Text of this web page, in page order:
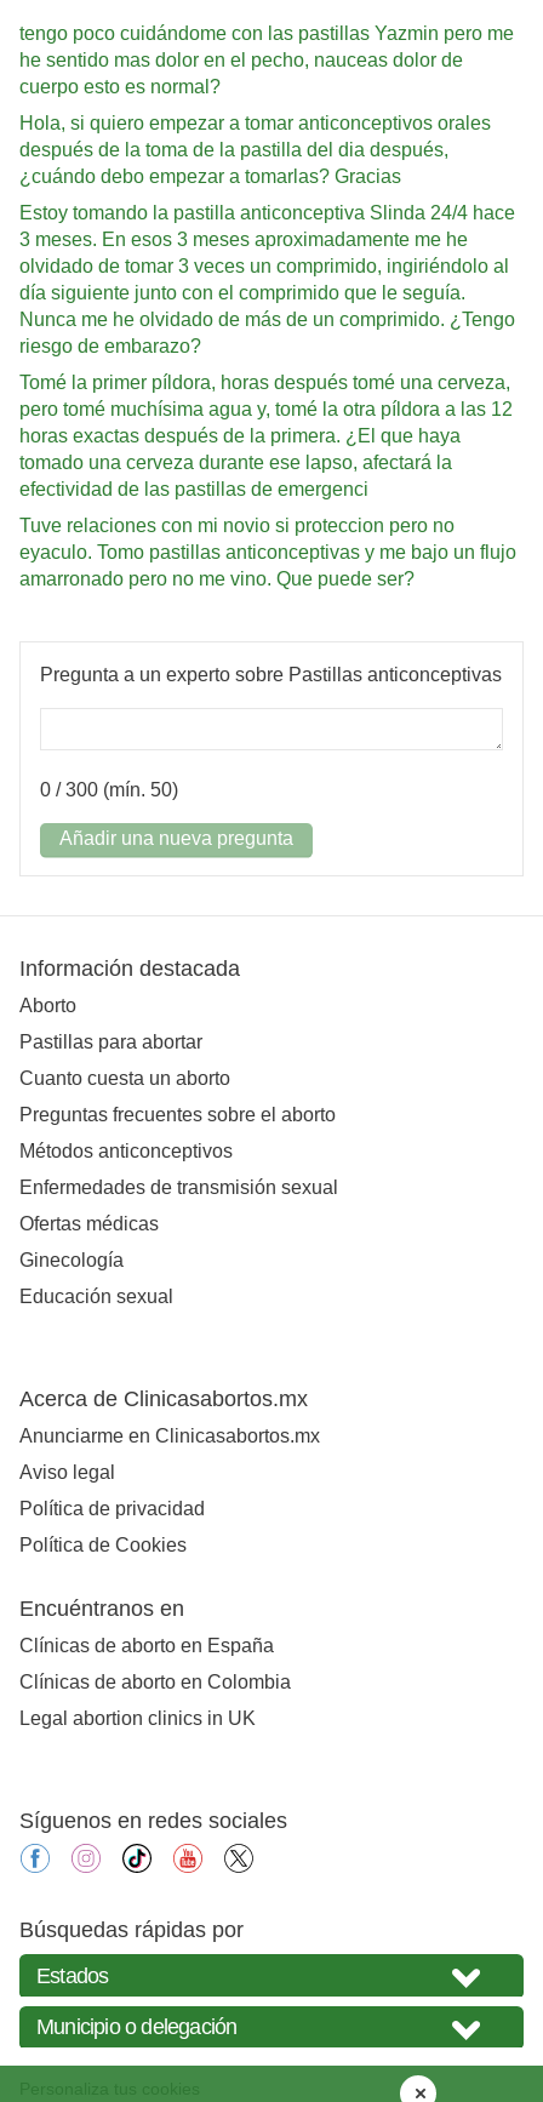
tengo poco cuidándome con las pastillas Yazmin pero me
he sentido mas dolor en el pecho, nauceas dolor de
cuerpo esto es normal?
Hola, si quiero empezar a tomar anticonceptivos orales
después de la toma de la pastilla del dia después,
¿cuándo debo empezar a tomarlas? Gracias
Estoy tomando la pastilla anticonceptiva Slinda 24/4 hace
3 meses. En esos 3 meses aproximadamente me he
olvidado de tomar 3 veces un comprimido, ingiriéndolo al
día siguiente junto con el comprimido que le seguía.
Nunca me he olvidado de más de un comprimido. ¿Tengo
riesgo de embarazo?
Tomé la primer píldora, horas después tomé una cerveza,
pero tomé muchísima agua y, tomé la otra píldora a las 12
horas exactas después de la primera. ¿El que haya
tomado una cerveza durante ese lapso, afectará la
efectividad de las pastillas de emergenci
Tuve relaciones con mi novio si proteccion pero no
eyaculo. Tomo pastillas anticonceptivas y me bajo un flujo
amarronado pero no me vino. Que puede ser?
Pregunta a un experto sobre Pastillas anticonceptivas
0 / 300 (mín. 50)
Añadir una nueva pregunta
Información destacada
Aborto
Pastillas para abortar
Cuanto cuesta un aborto
Preguntas frecuentes sobre el aborto
Métodos anticonceptivos
Enfermedades de transmisión sexual
Ofertas médicas
Ginecología
Educación sexual
Acerca de Clinicasabortos.mx
Anunciarme en Clinicasabortos.mx
Aviso legal
Política de privacidad
Política de Cookies
Encuéntranos en
Clínicas de aborto en España
Clínicas de aborto en Colombia
Legal abortion clinics in UK
Síguenos en redes sociales
facebookinstagram
tiktok youtube
Búsquedas rápidas por